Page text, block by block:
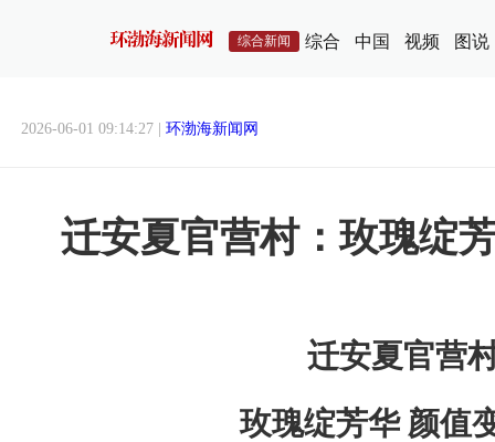
综合新闻 综合 中国 视频 图说
2026-06-01 09:14:27 | 环渤海新闻网
迁安夏官营村：玫瑰绽
迁安夏官营
玫瑰绽芳华 颜值